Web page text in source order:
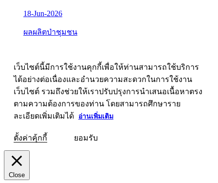
18-Jun-2026
ผลผลิตป่าชุมชน
เว็บไซต์นี้มีการใช้งานคุกกี้เพื่อให้ท่านสามารถใช้บริการ
ได้อย่างต่อเนื่องและอำนวยความสะดวกในการใช้งาน
เว็บไซต์ รวมถึงช่วยให้เราปรับปรุงการนำเสนอเนื้อหาตรง
ตามความต้องการของท่าน โดยสามารถศึกษาราย
ละเอียดเพิ่มเติมได้
อ่านเพิ่มเติม
ตั้งค่าคุ้กกี้ ยอมรับ
Close